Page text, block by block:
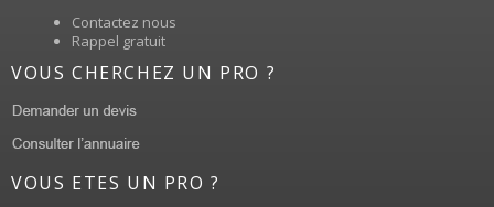
Contactez nous
Rappel gratuit
VOUS CHERCHEZ UN PRO ?
VOUS ETES UN PRO ?